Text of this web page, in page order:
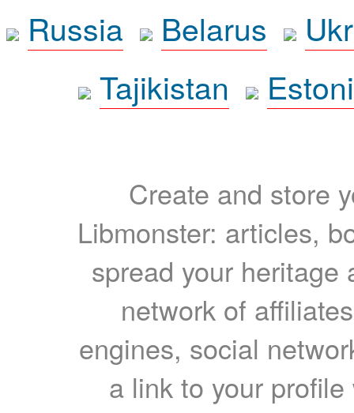
Russia
Belarus
Tajikistan
Create and store
Libmonster: articles,
spread your heritage
network of
engines, social
a link to your